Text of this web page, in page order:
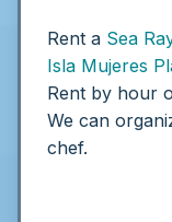
Rent a Sea
Isla Mujeres
Rent by hour
We can
chef.